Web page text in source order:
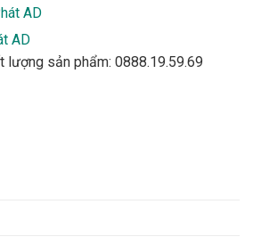
AD
AD
lượng sản phẩm: 0888.19.59.69